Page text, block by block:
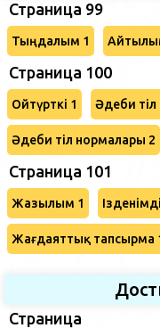
Страница 99
Тыңдалым 1
Страница 100
Ойтүрткі 1 Әдеби
Әдеби тіл нормалары 2
Страница 101
Жазылым 1
Жағдаяттық тапсырма
Страница